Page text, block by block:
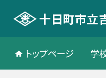
十日町市立
トップページ 学